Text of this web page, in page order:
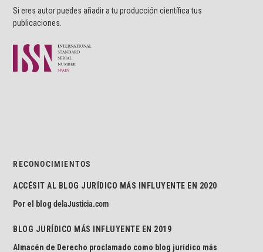
Si eres autor puedes añadir a tu producción científica tus
publicaciones.
RECONOCIMIENTOS
ACCÉSIT AL BLOG JURÍDICO MÁS INFLUYENTE EN 2020
Por el blogdelaJusticia.com
BLOG JURÍDICO MÁS INFLUYENTE EN 2019
Almacén de Derecho proclamado como blog jurídico más